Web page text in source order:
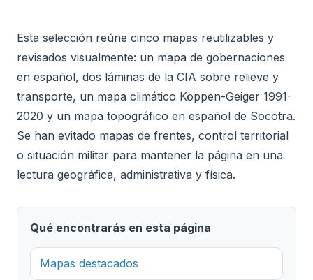
Esta selección reúne cinco mapas reutilizables y
revisados visualmente: un mapa de gobernaciones
en español, dos láminas de la CIA sobre relieve y
transporte, un mapa climático Köppen-Geiger 1991-
2020 y un mapa topográfico en español de Socotra.
Se han evitado mapas de frentes, control territorial
o situación militar para mantener la página en una
lectura geográfica, administrativa y física.
Qué encontrarás en esta página
Mapas destacados